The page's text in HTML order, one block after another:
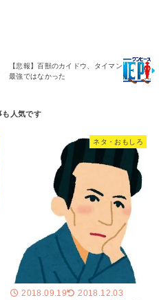
【悲報】百獣のカイドウ、タイマン
最強ではなかった
ネタ・おもしろ
2018.09.19 2018.12.03